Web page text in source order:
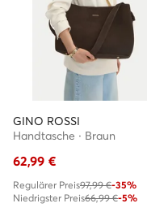
GINO ROSSI
Handtasche · Braun
62,99 €
Regulärer Preis97,99 €-35%
Niedrigster Preis66,99 €-5%